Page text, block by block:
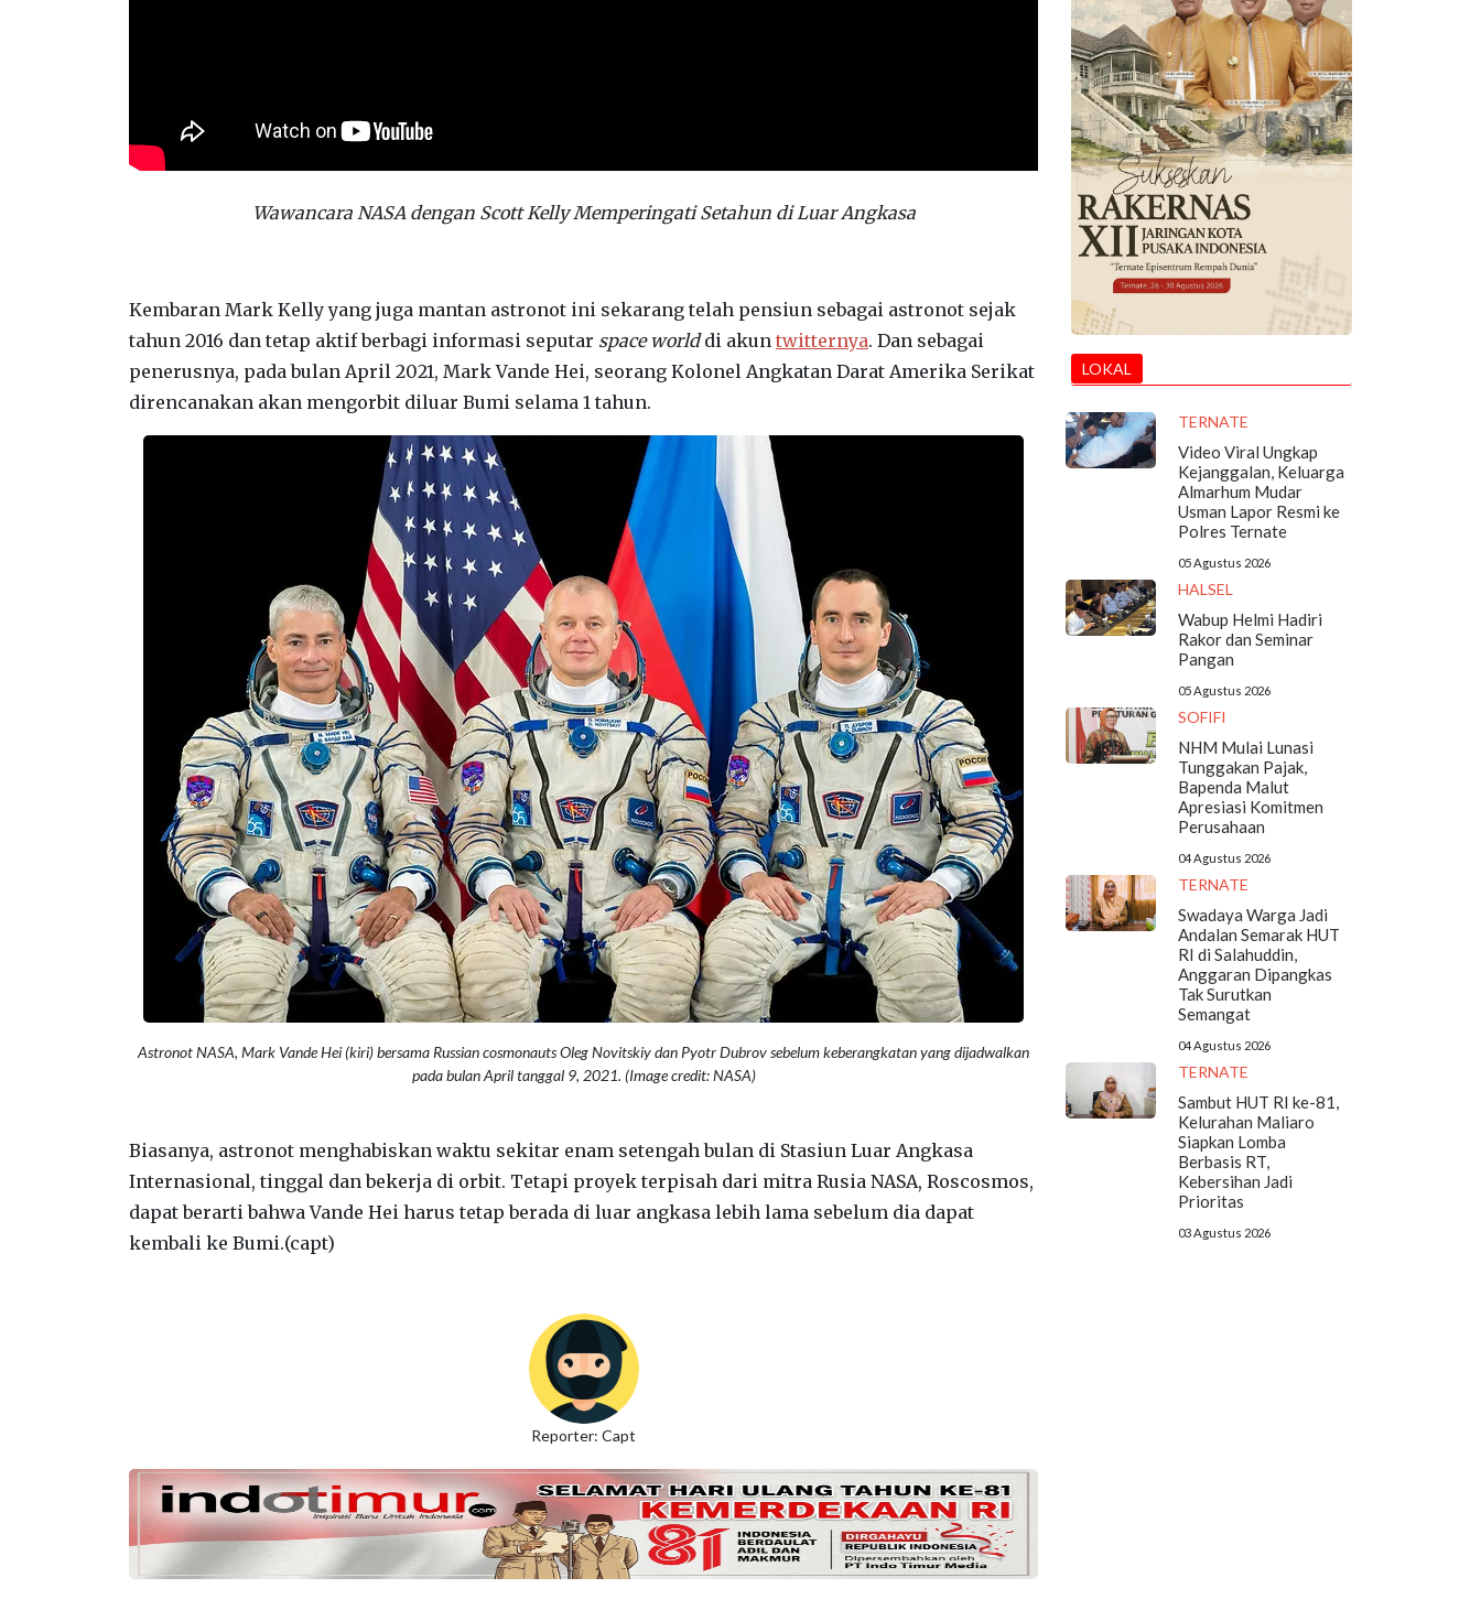
Wawancara NASA dengan Scott Kelly Memperingati Setahun di Luar Angkasa
Kembaran Mark Kelly yang juga mantan astronot ini sekarang telah pensiun sebagai astronot sejak
tahun 2016 dan tetap aktif berbagi informasi seputar space worlddi akun twitternya. Dan sebagai
penerusnya, pada bulan April 2021, Mark Vande Hei, seorang Kolonel Angkatan Darat Amerika Serikat
direncanakan akan mengorbit diluar Bumi selama 1 tahun.
AstronotNASA, Mark Vande Hei (kiri) bersama Russian cosmonauts Oleg Novitskiy dan Pyotr Dubrov sebelum keberangkatan yang dijadwalkan
pada bulan April tanggal 9, 2021. (Image credit: NASA)
Biasanya, astronot menghabiskan waktu sekitar enam setengah bulan di Stasiun Luar Angkasa
Internasional, tinggal dan bekerja di orbit. Tetapi proyek terpisah dari mitra Rusia NASA, Roscosmos,
dapat berarti bahwa Vande Hei harus tetap berada di luar angkasa lebih lama sebelum dia dapat
kembali ke Bumi.(capt)
Reporter: Capt
LOKAL
TERNATE
Video Viral Ungkap
Kejanggalan, Keluarga
Almarhum Mudar
Usman Lapor Resmi ke
Polres Ternate
05 Agustus 2026
HALSEL
Wabup Helmi Hadiri
Rakor dan Seminar
Pangan
05 Agustus 2026
SOFIFI
NHM Mulai Lunasi
Tunggakan Pajak,
Bapenda Malut
Apresiasi Komitmen
Perusahaan
04 Agustus 2026
TERNATE
Swadaya Warga Jadi
Andalan Semarak HUT
RI di Salahuddin,
Anggaran Dipangkas
Tak Surutkan
Semangat
04 Agustus 2026
TERNATE
Sambut HUT RI ke-81,
Kelurahan Maliaro
Siapkan Lomba
Berbasis RT,
Kebersihan Jadi
Prioritas
03 Agustus 2026